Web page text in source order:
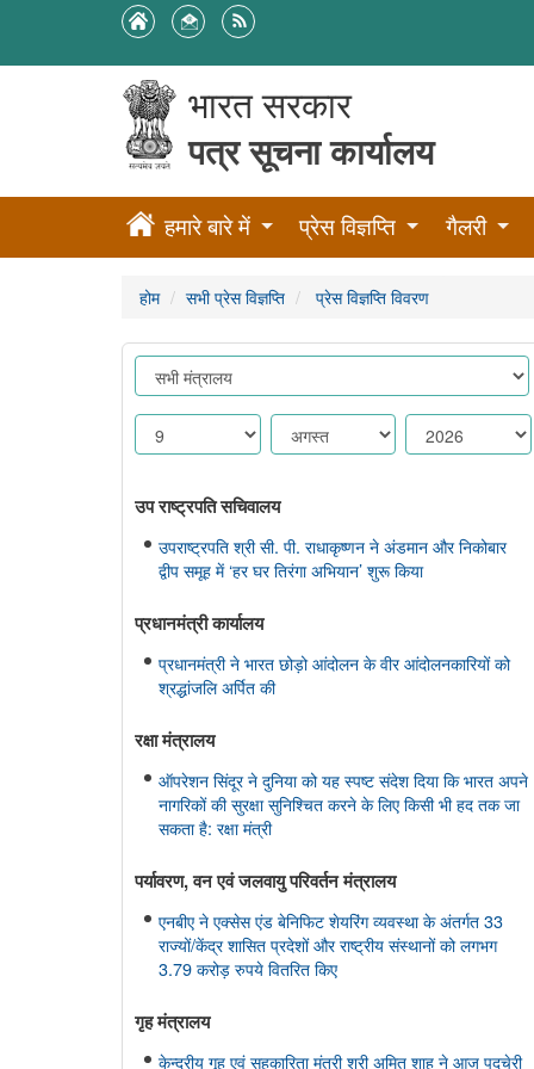
भारत सरकार
पत्र सूचना कार्यालय
हमारे बारे में प्रेस विज्ञप्ति गैलरी
होम सभी प्रेस विज्ञप्ति प्रेस विज्ञप्ति विवरण
उप राष्ट्रपति सचिवालय
उपराष्ट्रपति श्री सी. पी. राधाकृष्णन ने अंडमान और निकोबार
द्वीप समूह में ‘हर घर तिरंगा अभियान’ शुरू किया
प्रधानमंत्री कार्यालय
प्रधानमंत्री ने भारत छोड़ो आंदोलन के वीर आंदोलनकारियों को
श्रद्धांजलि अर्पित की
रक्षा मंत्रालय
ऑपरेशन सिंदूर ने दुनिया को यह स्पष्ट संदेश दिया कि भारत अपने
नागरिकों की सुरक्षा सुनिश्चित करने के लिए किसी भी हद तक जा
सकता है: रक्षा मंत्री
पर्यावरण, वन एवं जलवायु परिवर्तन मंत्रालय
एनबीए ने एक्सेस एंड बेनिफिट शेयरिंग व्यवस्था के अंतर्गत 33
राज्यों/केंद्र शासित प्रदेशों और राष्ट्रीय संस्थानों को लगभग
3.79 करोड़ रुपये वितरित किए
गृह मंत्रालय
केन्द्रीय गृह एवं सहकारिता मंत्री श्री अमित शाह ने आज पुदुचेरी